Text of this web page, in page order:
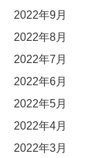
2022年9月
2022年8月
2022年7月
2022年6月
2022年5月
2022年4月
2022年3月